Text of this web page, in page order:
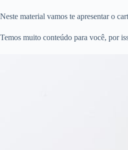
Neste material vamos te apresentar o
Temos muito conteúdo para você, por